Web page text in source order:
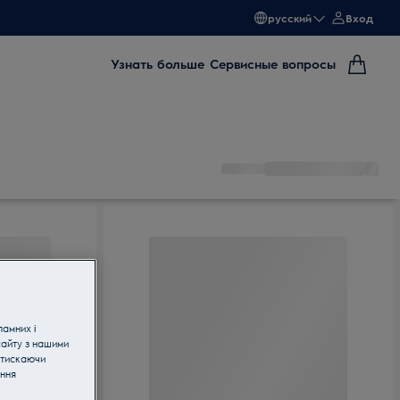
русский Вход
Узнать больше Сервисные вопросы
і
з нашими